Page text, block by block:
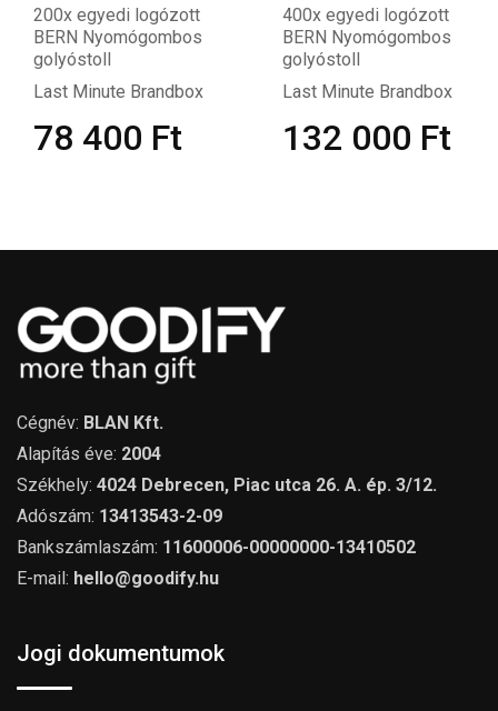
200x egyedi logózott
BERN Nyomógombos
golyóstoll
Last Minute Brandbox
78 400 Ft
400x egyedi logózott
BERN Nyomógombos
golyóstoll
Last Minute Brandbox
132 000 Ft
Cégnév: BLAN Kft.
Alapítás éve: 2004
Székhely: 4024 Debrecen, Piac utca 26. A. ép. 3/12.
Adószám: 13413543-2-09
Bankszámlaszám: 11600006-00000000-13410502
E-mail: hello@goodify.hu
Jogi dokumentumok